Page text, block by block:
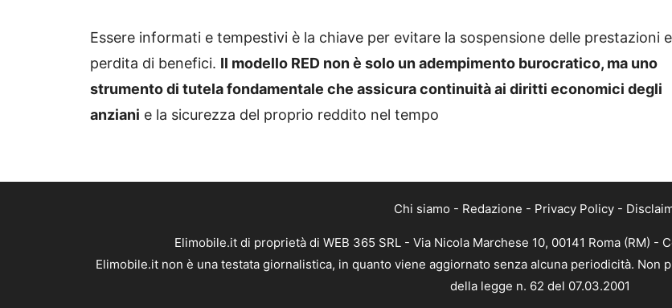
Essere informati e tempestivi è la chiave per evitare la sospensione delle prestazioni
perdita di benefici. Il modello RED non è solo un adempimento burocratico, ma uno
strumento di tutela fondamentale che assicura continuità ai diritti economici degli
anziani e la sicurezza del proprio reddito nel tempo
Chi siamo - Redazione - Privacy Policy -
Elimobile.it di proprietà di WEB 365 SRL - Via Nicola Marchese 10, 00141 Roma (RM) -
Elimobile.it non è una testata giornalistica, in quanto viene aggiornato senza alcuna periodicità.
della legge n. 62 del 07.03.2001